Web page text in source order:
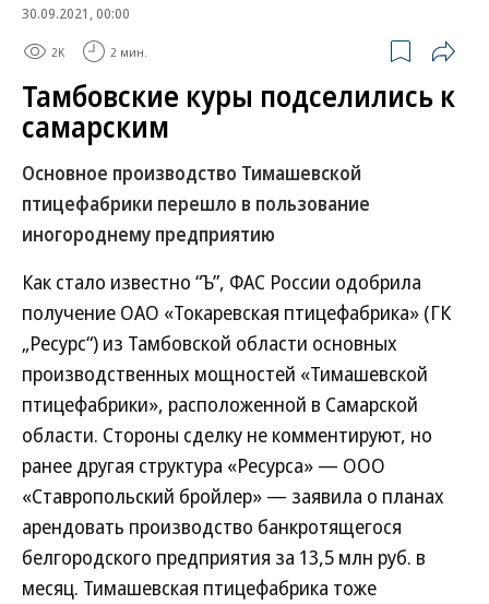
30.09.2021, 00:00
2K 2 мин.
Тамбовские куры подселились к
самарским
Основное производство Тимашевской
птицефабрики перешло в пользование
иногороднему предприятию
Как стало известно “Ъ”, ФАС России одобрила
получение ОАО «Токаревская птицефабрика» (ГК
„Ресурс“) из Тамбовской области основных
производственных мощностей «Тимашевской
птицефабрики», расположенной в Самарской
области. Стороны сделку не комментируют, но
ранее другая структура «Ресурса» — ООО
«Ставропольский бройлер» — заявила о планах
арендовать производство банкротящегося
белгородского предприятия за 13,5 млн руб. в
месяц. Тимашевская птицефабрика тоже